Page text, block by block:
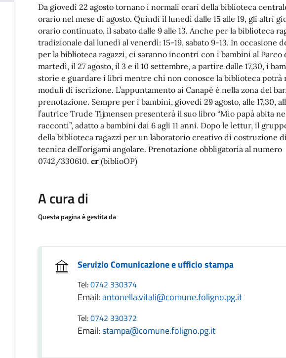
Da giovedì 22 agosto tornano i normali orari della biblioteca
orario nel mese di agosto. Quindi il lunedì dalle 15 alle 19, gli altri
orario continuato, il sabato dalle 9 alle 13. Anche per la biblioteca
tradizionale dal lunedì al venerdì: 15-19, sabato 9-13. In occasione
per la biblioteca ragazzi, ci saranno incontri con i bambini al Parco
martedì, il 27 agosto, il 3 e il 10 settembre, a partire dalle 17,30, i
storie e guardare i libri mentre chi non conosce la biblioteca
moduli di iscrizione. L’appuntamento ai Canapè è nella zona del
prenotazione. Sempre per i bambini, giovedì 29 agosto, alle 17,30,
l’autrice Trude Tijmensen presenterà il suo libro “Mio papà abita
racconti”, adatto a bambini dai 6 agli 11 anni. Dopo le lettur, il
della biblioteca ragazzi per un laboratorio creativo di costruzione
tecnica dell’origami angolare. Prenotazione obbligatoria al numero
0742/330610. cr (biblioOP)
A cura di
Questa pagina è gestita da
Servizio Comunicazione e ufficio stampa
Tel:0742 330374
Email:antonella.vitali@comune.foligno.pg.it
Tel:0742 330372
Email:stampa@comune.foligno.pg.it